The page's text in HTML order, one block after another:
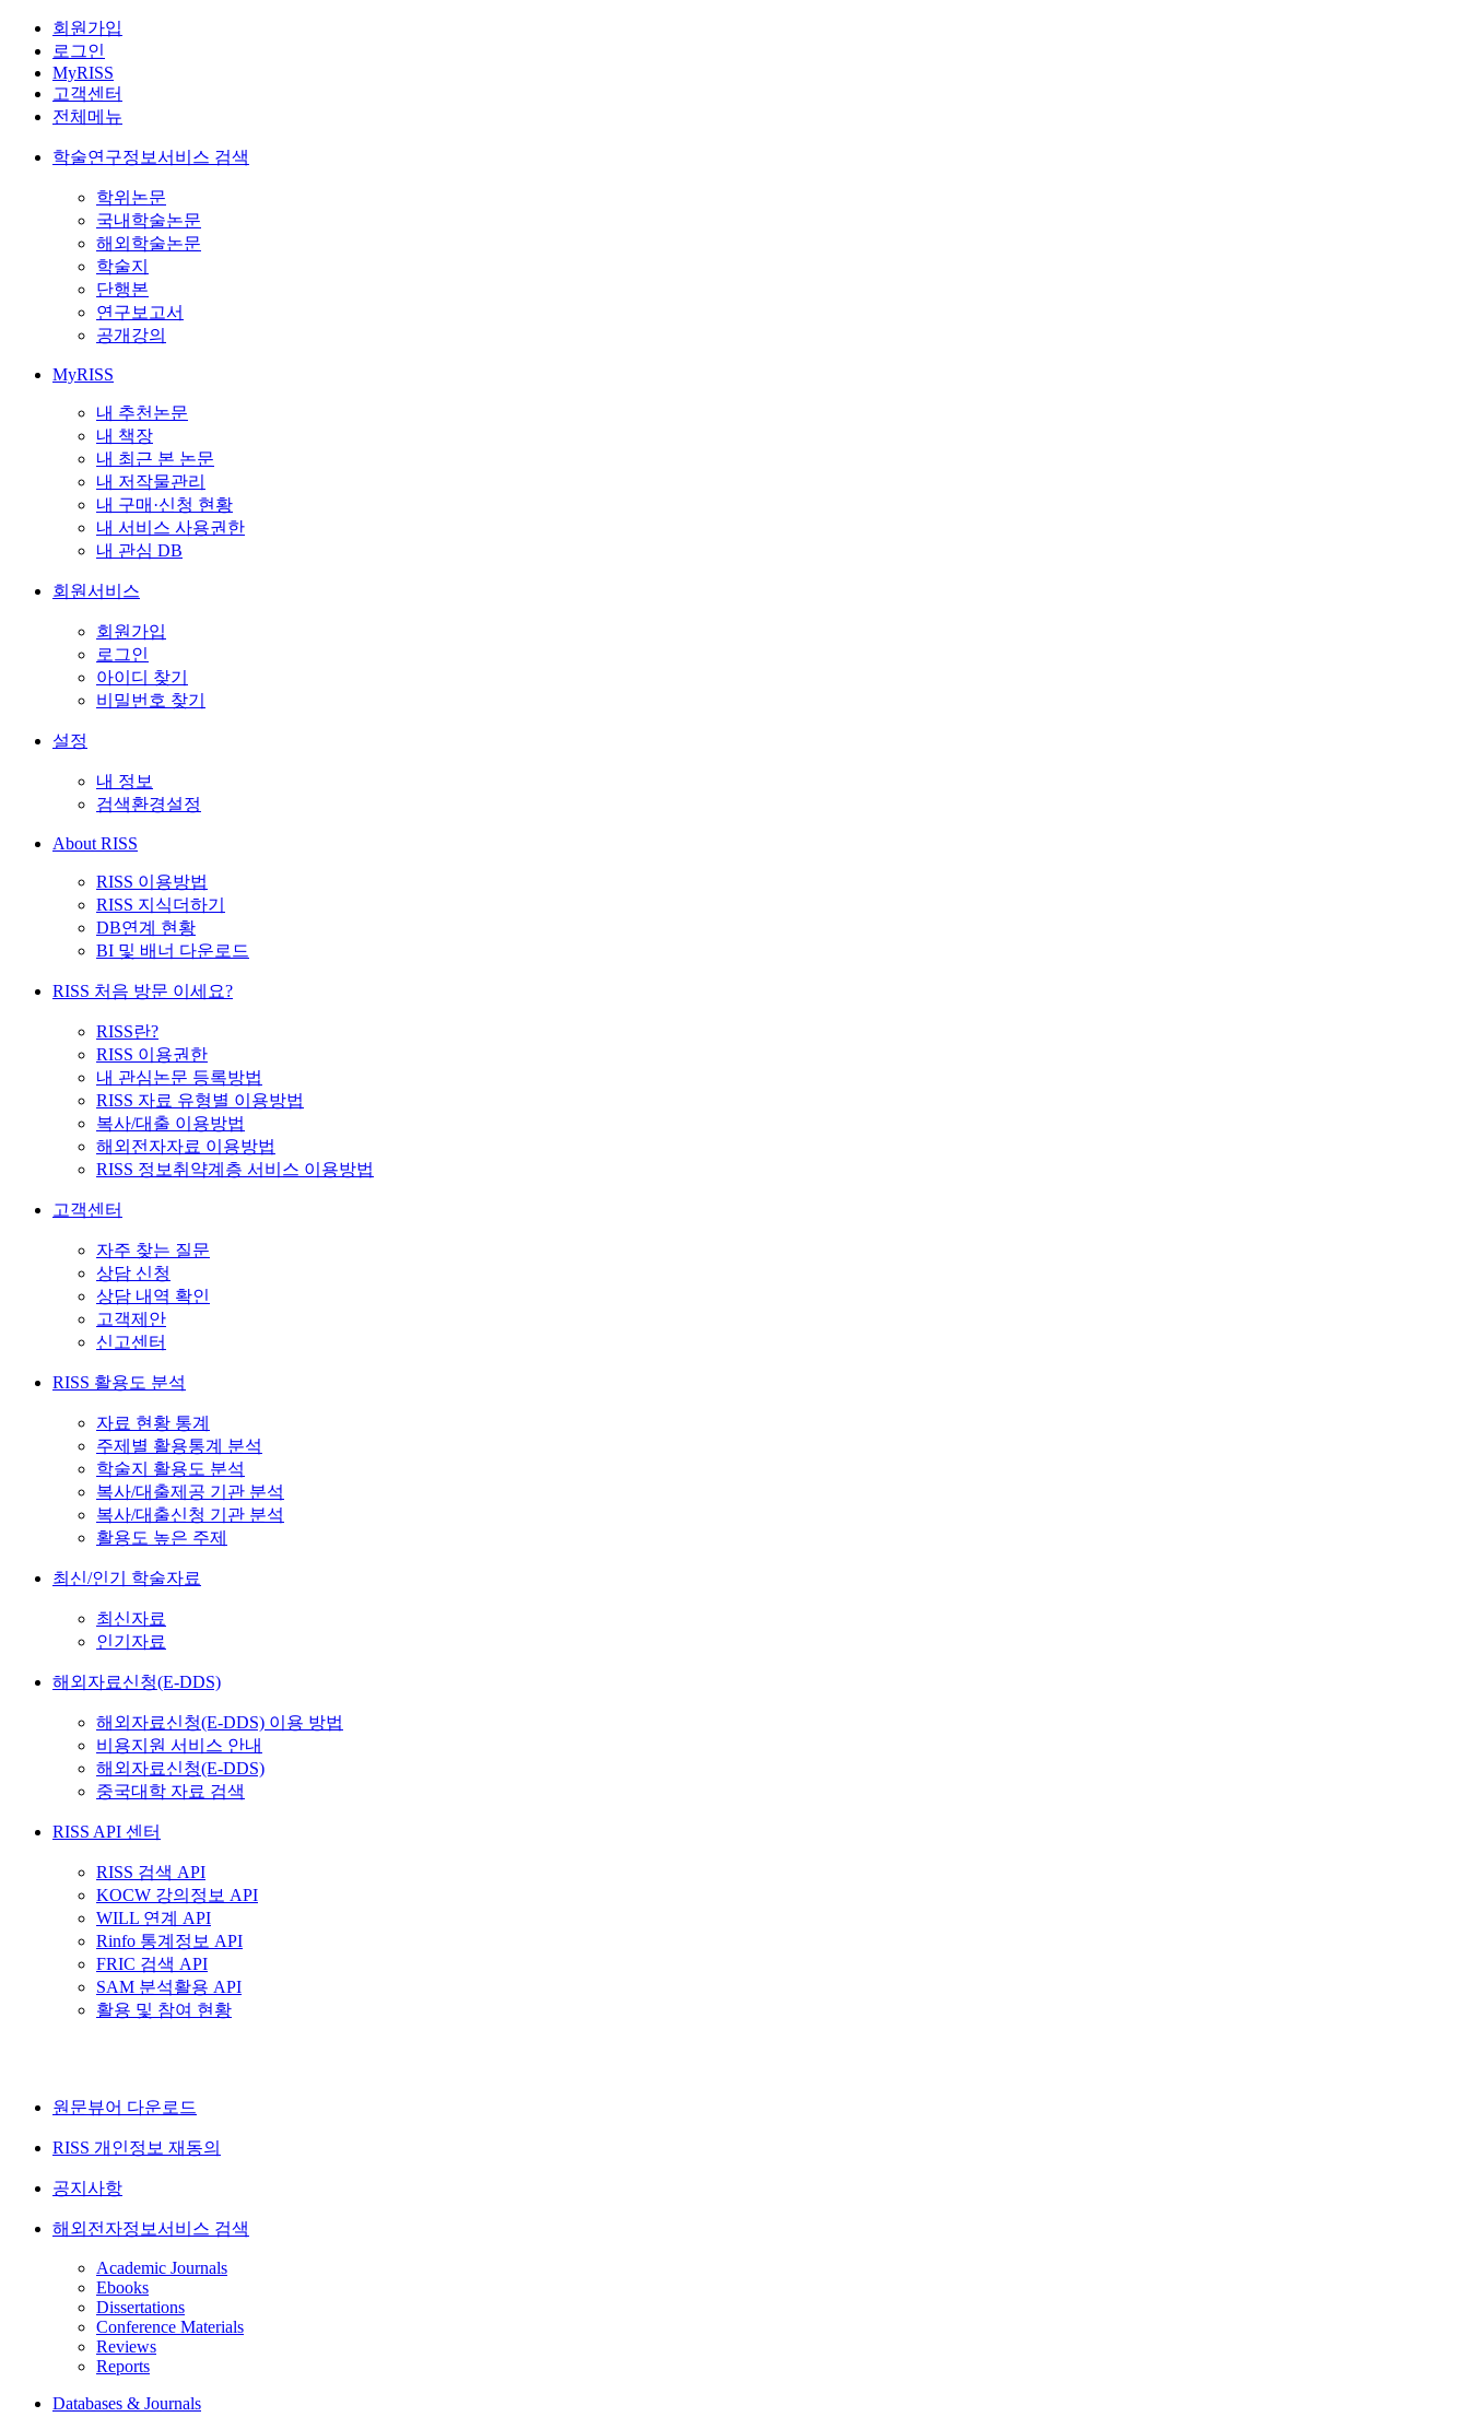
회원가입
로그인
MyRISS
고객센터
전체메뉴
학술연구정보서비스 검색
학위논문
국내학술논문
해외학술논문
학술지
단행본
연구보고서
공개강의
MyRISS
내 추천논문
내 책장
내 최근 본 논문
내 저작물관리
내 구매·신청 현황
내 서비스 사용권한
내 관심 DB
회원서비스
회원가입
로그인
아이디 찾기
비밀번호 찾기
설정
내 정보
검색환경설정
About RISS
RISS 이용방법
RISS 지식더하기
DB연계 현황
BI 및 배너 다운로드
RISS 처음 방문 이세요?
RISS란?
RISS 이용권한
내 관심논문 등록방법
RISS 자료 유형별 이용방법
복사/대출 이용방법
해외전자자료 이용방법
RISS 정보취약계층 서비스 이용방법
고객센터
자주 찾는 질문
상담 신청
상담 내역 확인
고객제안
신고센터
RISS 활용도 분석
자료 현황 통계
주제별 활용통계 분석
학술지 활용도 분석
복사/대출제공 기관 분석
복사/대출신청 기관 분석
활용도 높은 주제
최신/인기 학술자료
최신자료
인기자료
해외자료신청(E-DDS)
해외자료신청(E-DDS) 이용 방법
비용지원 서비스 안내
해외자료신청(E-DDS)
중국대학 자료 검색
RISS API 센터
RISS 검색 API
KOCW 강의정보 API
WILL 연계 API
Rinfo 통계정보 API
FRIC 검색 API
SAM 분석활용 API
활용 및 참여 현황
원문뷰어 다운로드
RISS 개인정보 재동의
공지사항
해외전자정보서비스 검색
Academic Journals
Ebooks
Dissertations
Conference Materials
Reviews
Reports
Databases & Journals